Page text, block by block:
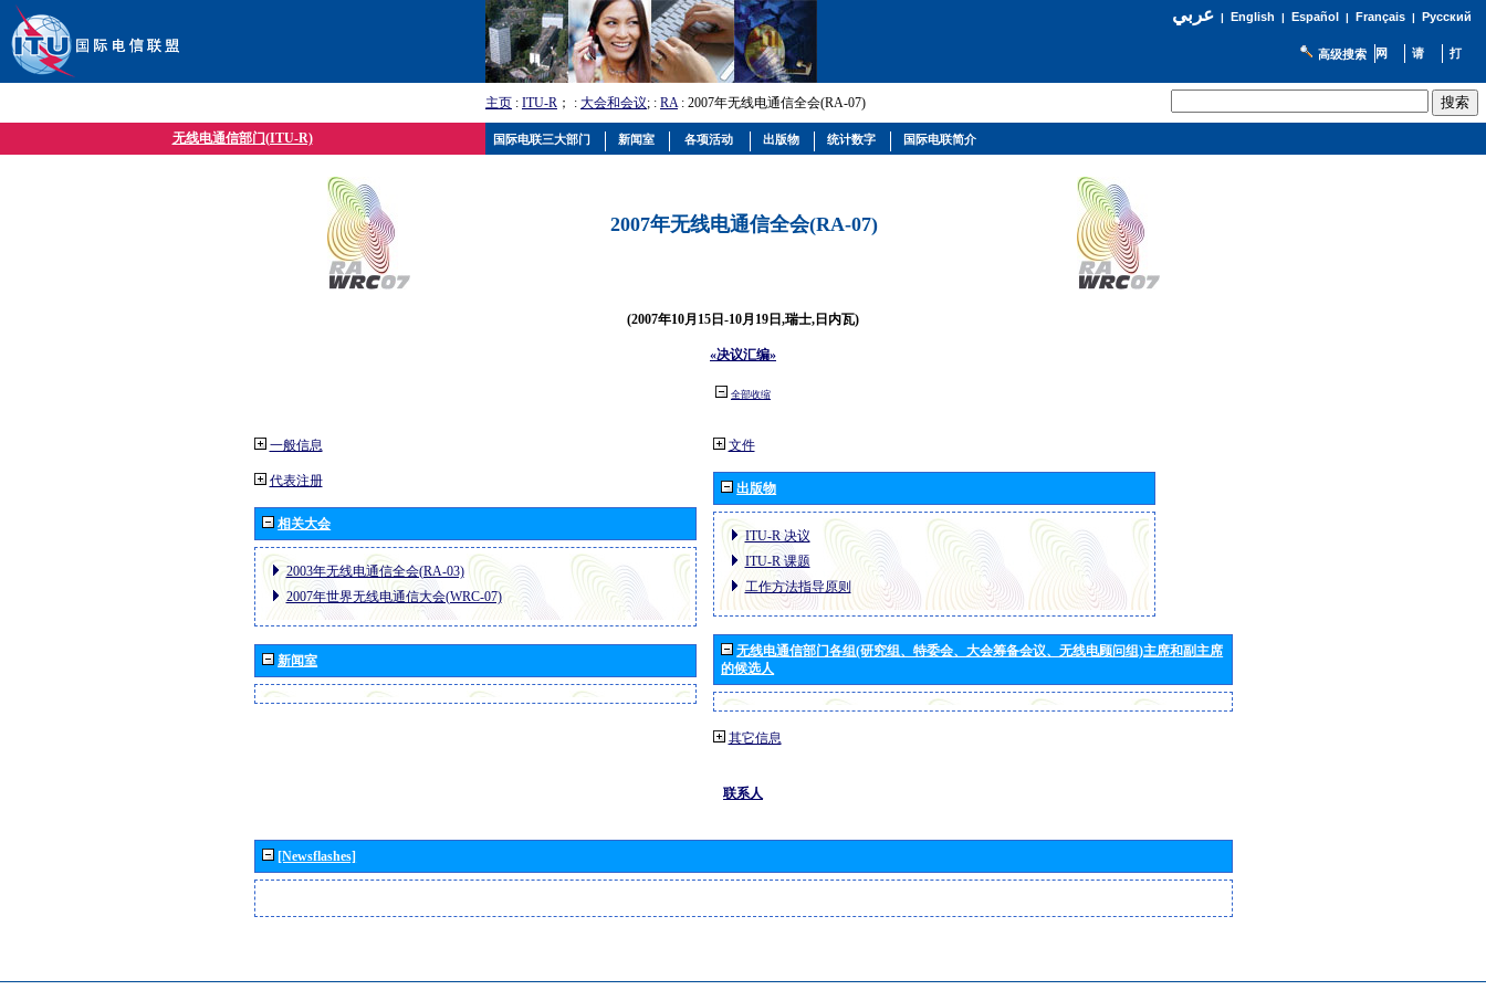
عربي| English | Español | Français| Русский
高级搜索
主页 : ITU-R ； : 大会和会议; : RA: 2007年无线电通信全会(RA-07)
无线电通信部门(ITU-R)
2007年无线电通信全会(RA-07)
(2007年10月15日-10月19日,瑞士,日内瓦)
«决议汇编»
全部收缩
一般信息
代表注册
相关大会
2003年无线电通信全会(RA-03)
2007年世界无线电通信大会(WRC-07)
新闻室
文件
出版物
ITU-R 决议
ITU-R 课题
工作方法指导原则
无线电通信部门各组(研究组、特委会、大会筹备会议、无线电顾问组)主席和副主席
的候选人
其它信息
联系人
[Newsflashes]
国际电联三大部门 新闻室 各项活动 出版物 统计数字 国际电联简介